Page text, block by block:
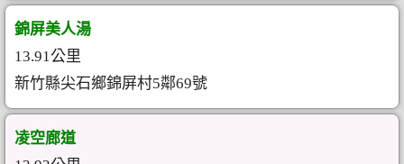
錦屏美人湯
13.91公里
新竹縣尖石鄉錦屏村5鄰69號
凌空廊道